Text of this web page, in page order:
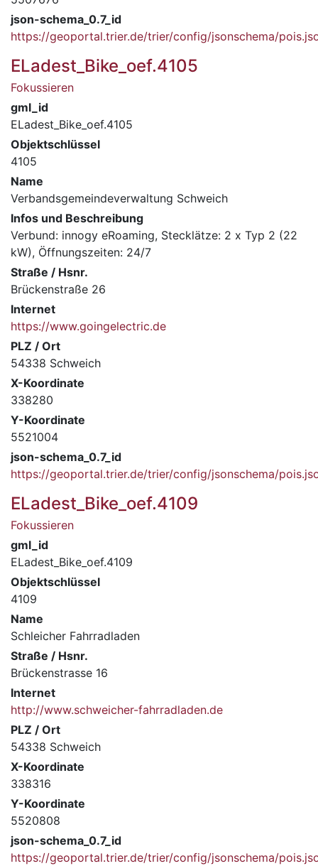
json-schema_0.7_id
https://geoportal.trier.de/trier/config/jsonschema/
ELadest_Bike_oef.4105
Fokussieren
gml_id
ELadest_Bike_oef.4105
Objektschlüssel
4105
Name
Verbandsgemeindeverwaltung Schweich
Infos und Beschreibung
Verbund: innogy eRoaming, Stecklätze: 2 x Typ 2 (22
kW), Öffnungszeiten: 24/7
Straße / Hsnr.
Brückenstraße 26
Internet
https://www.goingelectric.de
PLZ / Ort
54338 Schweich
X-Koordinate
338280
Y-Koordinate
5521004
json-schema_0.7_id
https://geoportal.trier.de/trier/config/jsonschema/
ELadest_Bike_oef.4109
Fokussieren
gml_id
ELadest_Bike_oef.4109
Objektschlüssel
4109
Name
Schleicher Fahrradladen
Straße / Hsnr.
Brückenstrasse 16
Internet
http://www.schweicher-fahrradladen.de
PLZ / Ort
54338 Schweich
X-Koordinate
338316
Y-Koordinate
5520808
json-schema_0.7_id
https://geoportal.trier.de/trier/config/jsonschema/